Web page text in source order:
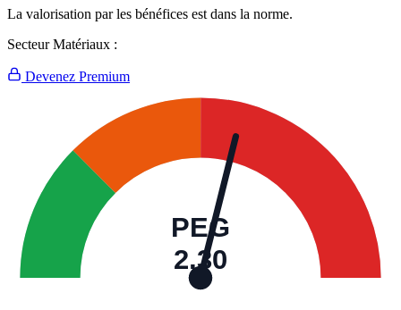
La valorisation par les bénéfices est dans la norme.
Secteur Matériaux :
Devenez Premium
PEG
2,30